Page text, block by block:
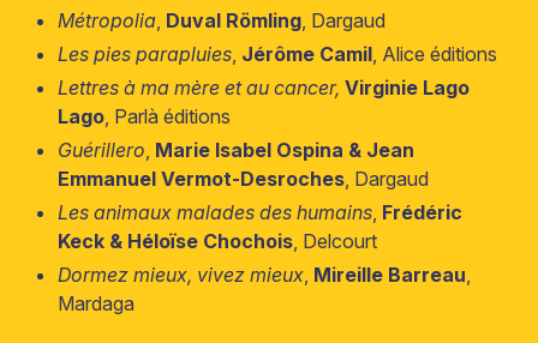
Métropolia Duval Römling , Dargaud
Les pies parapluies Jérôme Camil , Alice éditions
Lettres à ma mère et au cancer, Virginie Lago
Lago , Parlà éditions
Guérillero Marie Isabel Ospina & Jean
Emmanuel Vermot-Desroches , Dargaud
Les animaux malades des humains Frédéric
Keck & Héloïse Chochois , Delcourt
Dormez mieux, vivez mieux Mireille Barreau
Mardaga